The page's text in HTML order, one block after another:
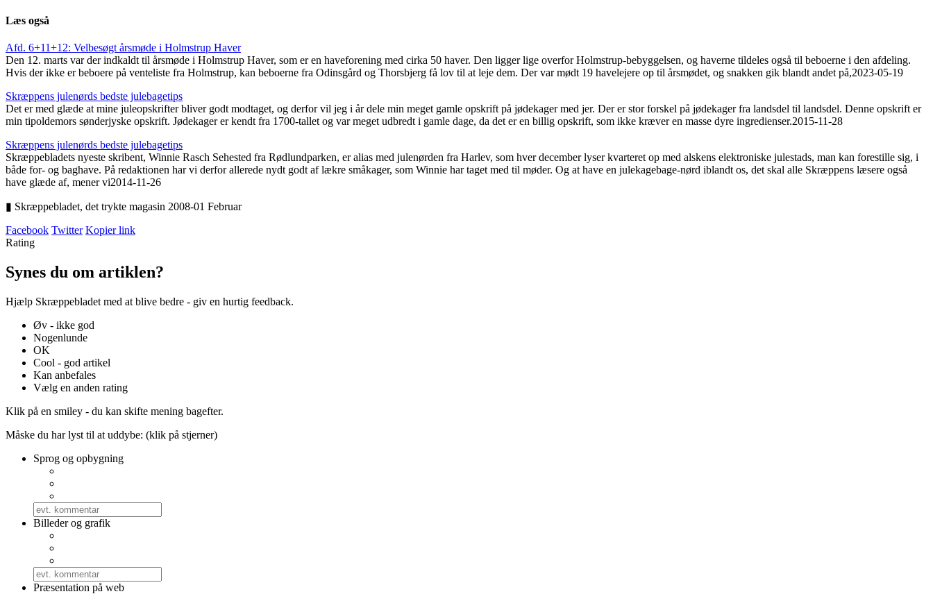
Læs også
Afd. 6+11+12: Velbesøgt årsmøde i Holmstrup Haver
Den 12. marts var der indkaldt til årsmøde i Holmstrup Haver, som er en haveforening med cirka 50 haver. Den ligger lige overfor Holmstrup-bebyggelsen, og haverne tildeles også til beboerne i den afdeling.
Hvis der ikke er beboere på venteliste fra Holmstrup, kan beboerne fra Odinsgård og Thorsbjerg få lov til at leje dem. Der var mødt 19 havelejere op til årsmødet, og snakken gik blandt andet på,2023-05-19
Skræppens julenørds bedste julebagetips
Det er med glæde at mine juleopskrifter bliver godt modtaget, og derfor vil jeg i år dele min meget gamle opskrift på jødekager med jer. Der er stor forskel på jødekager fra landsdel til landsdel. Denne opskrift er
min tipoldemors sønderjyske opskrift. Jødekager er kendt fra 1700-tallet og var meget udbredt i gamle dage, da det er en billig opskrift, som ikke kræver en masse dyre ingredienser.2015-11-28
Skræppens julenørds bedste julebagetips
Skræppebladets nyeste skribent, Winnie Rasch Sehested fra Rødlundparken, er alias med julenørden fra Harlev, som hver december lyser kvarteret op med alskens elektroniske julestads, man kan forestille sig, i
både for- og baghave. På redaktionen har vi derfor allerede nydt godt af lækre småkager, som Winnie har taget med til møder. Og at have en julekagebage-nørd iblandt os, det skal alle Skræppens læsere også
have glæde af, mener vi2014-11-26
▮ Skræppebladet, det trykte magasin 2008-01 Februar
Facebook Twitter Kopier link
Rating
Synes du om artiklen?
Hjælp Skræppebladet med at blive bedre - giv en hurtig feedback.
Øv - ikke god
Nogenlunde
OK
Cool - god artikel
Kan anbefales
Vælg en anden rating
Klik på en smiley - du kan skifte mening bagefter.
Måske du har lyst til at uddybe: (klik på stjerner)
Sprog og opbygning
Billeder og grafik
Præsentation på web